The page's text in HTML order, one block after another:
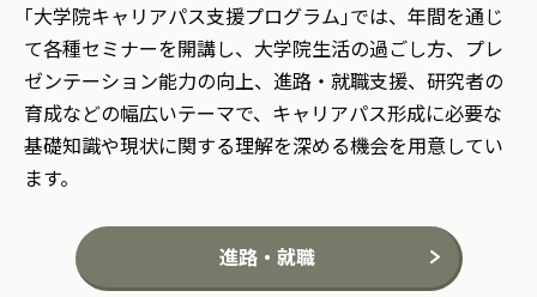
｢大学院キャリアパス支援プログラム｣では、年間を通じ
て各種セミナーを開講し、大学院生活の過ごし方、プレ
ゼンテーション能力の向上、進路・就職支援、研究者の
育成などの幅広いテーマで、キャリアパス形成に必要な
基礎知識や現状に関する理解を深める機会を用意してい
ます。
進路・就職